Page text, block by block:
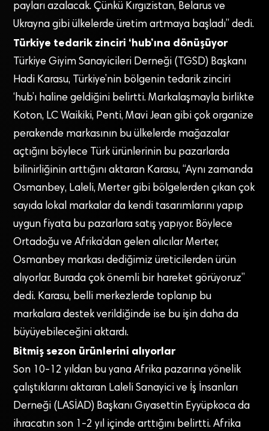
payları azalacak. Çünkü Kırgızistan, Belarus ve
Ukrayna gibi ülkelerde üretim artmaya başladı” dedi.
Türkiye tedarik zinciri ‘hub’ına dönüşüyor
Türkiye Giyim Sanayicileri Derneği (TGSD) Başkanı
Hadi Karasu, Türkiye’nin bölgenin tedarik zinciri
‘hub’ı haline geldiğini belirtti. Markalaşmayla birlikte
Koton, LC Waikiki, Penti, Mavi Jean gibi çok organize
perakende markasının bu ülkelerde mağazalar
açtığını böylece Türk ürünlerinin bu pazarlarda
bilinirliğinin arttığını aktaran Karasu, “Aynı zamanda
Osmanbey, Laleli, Merter gibi bölgelerden çıkan çok
sayıda lokal markalar da kendi tasarımlarını yapıp
uygun fiyata bu pazarlara satış yapıyor. Böylece
Ortadoğu ve Afrika’dan gelen alıcılar Merter,
Osmanbey markası dediğimiz üreticilerden ürün
alıyorlar. Burada çok önemli bir hareket görüyoruz”
dedi. Karasu, belli merkezlerde toplanıp bu
markalara destek verildiğinde ise bu işin daha da
büyüyebileceğini aktardı.
Bitmiş sezon ürünlerini alıyorlar
Son 10-12 yıldan bu yana Afrika pazarına yönelik
çalıştıklarını aktaran Laleli Sanayici ve İş İnsanları
Derneği (LASİAD) Başkanı Gıyasettin Eyyüpkoca da
ihracatın son 1-2 yıl içinde arttığını belirtti. Afrika